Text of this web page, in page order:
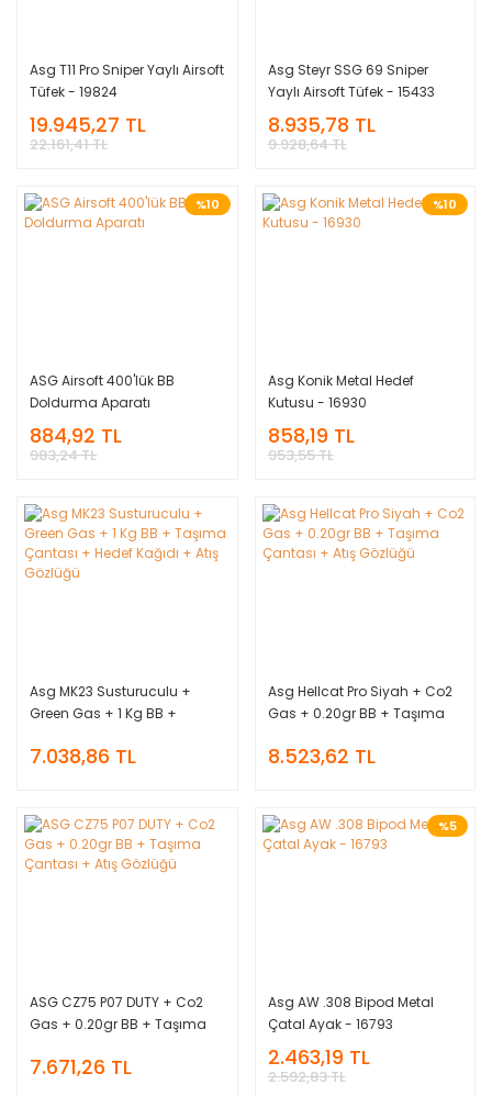
Asg T11 Pro Sniper Yaylı Airsoft
Tüfek - 19824
19.945,27 TL
22.161,41 TL
Asg Steyr SSG 69 Sniper
Yaylı Airsoft Tüfek - 15433
8.935,78 TL
9.928,64 TL
%10
ASG Airsoft 400'lük BB
Doldurma Aparatı
884,92 TL
983,24 TL
%10
Asg Konik Metal Hedef
Kutusu - 16930
858,19 TL
953,55 TL
Asg MK23 Susturuculu +
Green Gas + 1 Kg BB +
Kağıdı + Atış Gözlüğü
7.038,86 TL
Asg Hellcat Pro Siyah + Co2
Gas + 0.20gr BB + Taşıma
8.523,62 TL
ASG CZ75 P07 DUTY + Co2
Gas + 0.20gr BB + Taşıma
7.671,26 TL
%5
Asg AW .308 Bipod Metal
Çatal Ayak - 16793
2.463,19 TL
2.592,83 TL